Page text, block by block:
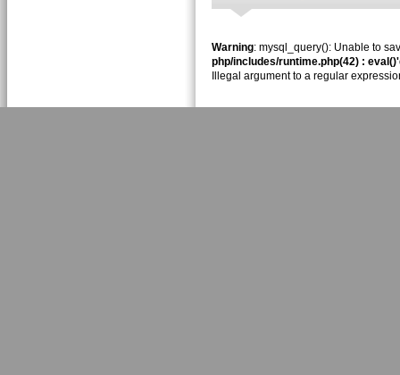
Warning: mysql_query(): Unable to
php/includes/runtime.php(42) :
Illegal argument to a regular